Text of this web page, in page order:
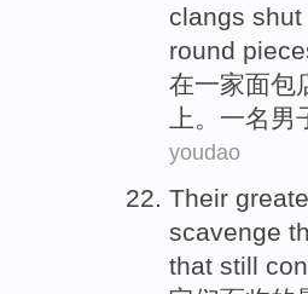
clangs shut
round
在一家面包
上。一名 男
youdao
Their
scavenge
that still